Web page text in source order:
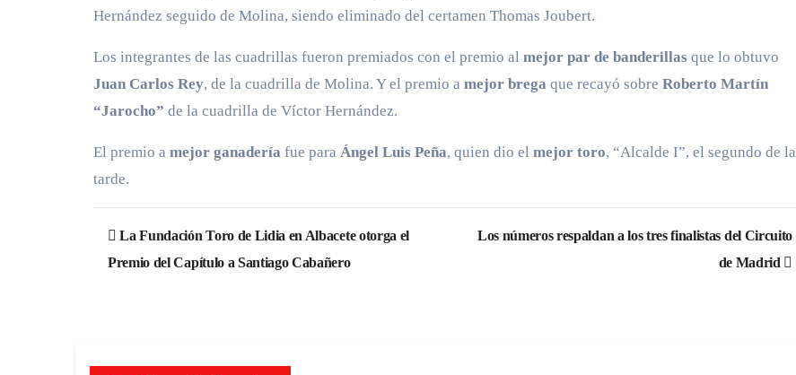
Hernández seguido de Molina, siendo eliminado del certamen Thomas Joubert.
Los integrantes de las cuadrillas fueron premiados con el premio al mejor par de banderillas que lo obtuvo
Juan Carlos Rey, de la cuadrilla de Molina. Y el premio a mejor brega que recayó sobre Roberto Martín
“Jarocho” de la cuadrilla de Víctor Hernández.
El premio a mejor ganadería fue para Ángel Luis Peña, quien dio el mejor toro, “Alcalde I”, el segundo de la
tarde.
Navegación
de
La Fundación Toro de Lidia en Albacete otorga el
Premio del Capítulo a Santiago Cabañero
Los números respaldan a los tres finalistas del Circuito
de Madrid